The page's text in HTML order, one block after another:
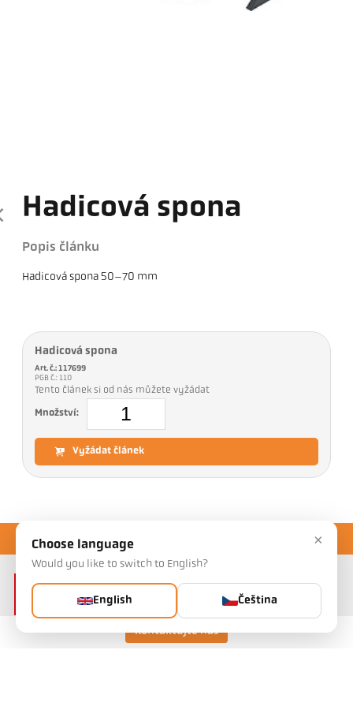
Kontaktujte nás
Hadicová spona
Popis článku
Hadicová spona 50–70 mm
Hadicová spona
Art. č.: 117699
PGB č.: 110
Tento článek si od nás můžete vyžádat
Množství:
Vyžádat článek
×
Choose language
Would you like to switch to English?
English Čeština